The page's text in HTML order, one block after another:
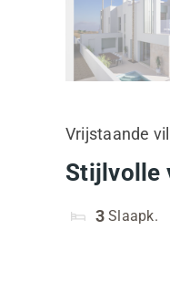
Vrijstaande
Stijlvolle
3 Slaapk.